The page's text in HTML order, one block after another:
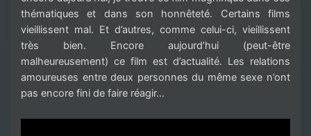
thématiques et dans son honnêteté. Certains films
vieillissent mal. Et d’autres, comme celui-ci, vieillissent
très bien. Encore aujourd’hui (peut-être
malheureusement) ce film est d’actualité. Les relations
amoureuses entre deux personnes du même sexe n’ont
pas encore fini de faire réagir…